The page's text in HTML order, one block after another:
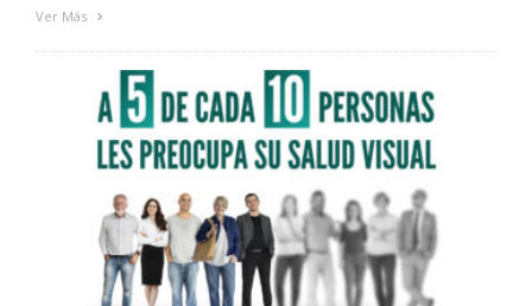
uno de los métodos de compensación más habituales. A
Ver Más